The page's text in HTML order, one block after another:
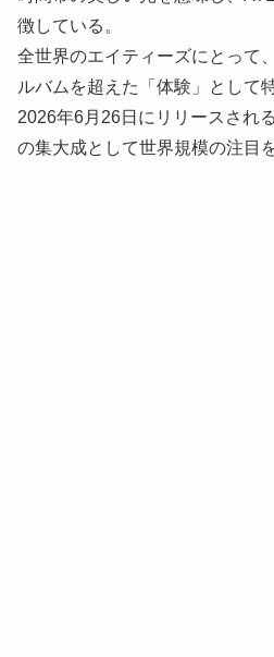
徴している。
全世界のエイティーズにとって
ルバムを超えた「体験」として
2026年6月26日にリリースされ
の集大成として世界規模の注目